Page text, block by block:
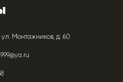
ул. Монтажников, д. 60